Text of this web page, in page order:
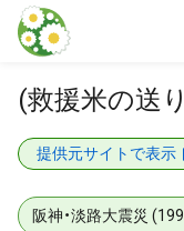
本文に飛ぶ
(救援米の送
提供元サイトで表示
阪神・淡路大震災